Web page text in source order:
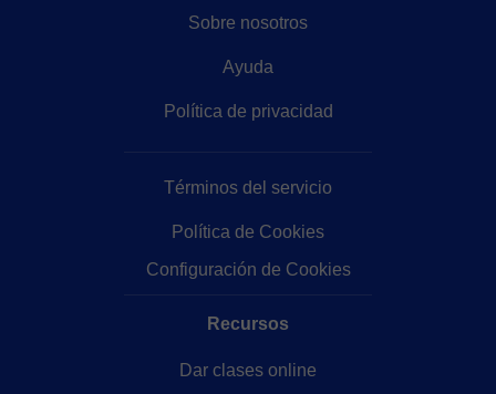
Sobre nosotros
Ayuda
Política de privacidad
Términos del servicio
Política de Cookies
Configuración de Cookies
Recursos
Dar clases online